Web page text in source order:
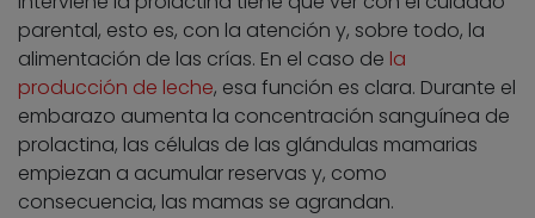
parental, esto es, con la atención y, sobre todo, la
alimentación de las crías. En el caso de la
producción de leche, esa función es clara. Durante el
embarazo aumenta la concentración sanguínea de
prolactina, las células de las glándulas mamarias
empiezan a acumular reservas y, como
consecuencia, las mamas se agrandan.